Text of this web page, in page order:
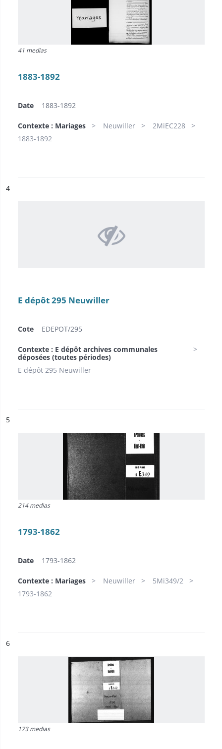
41 medias
1883-1892
Date 1883-1892
Contexte : Mariages Neuwiller
2MiEC228
1883-1892
n°
4
E dépôt 295 Neuwiller
Cote EDEPOT/295
Contexte : E dépôt archives communales
déposées (toutes périodes)
E dépôt 295 Neuwiller
n°
5
214 medias
1793-1862
Date 1793-1862
Contexte : Mariages Neuwiller
5Mi349/2
1793-1862
n°
6
173 medias